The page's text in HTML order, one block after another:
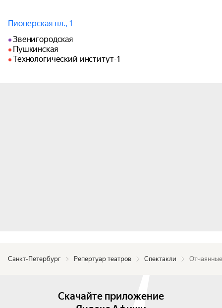
Пионерская пл., 1
Звенигородская
Пушкинская
Технологический институт-1
Санкт-Петербург Репертуар театров Спектакли
Скачайте приложение